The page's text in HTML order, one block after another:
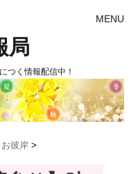
MENU
局
つく情報配信中！
彼岸 >